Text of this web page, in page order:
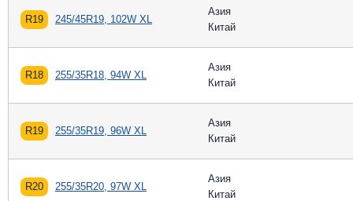
R19 245/45R19, 102W XL
Азия
Китай
R18 255/35R18, 94W XL
Азия
Китай
R19 255/35R19, 96W XL
Азия
Китай
R20 255/35R20, 97W XL
Азия
Китай